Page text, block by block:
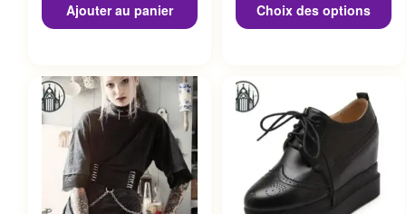
Ajouter au panier Choix des options